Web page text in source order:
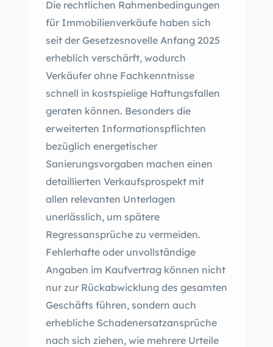
Die rechtlichen Rahmenbedingungen
für Immobilienverkäufe haben sich
seit der Gesetzesnovelle Anfang 2025
erheblich verschärft, wodurch
Verkäufer ohne Fachkenntnisse
schnell in kostspielige Haftungsfallen
geraten können. Besonders die
erweiterten Informationspflichten
bezüglich energetischer
Sanierungsvorgaben machen einen
detaillierten Verkaufsprospekt mit
allen relevanten Unterlagen
unerlässlich, um spätere
Regressansprüche zu vermeiden.
Fehlerhafte oder unvollständige
Angaben im Kaufvertrag können nicht
nur zur Rückabwicklung des gesamten
Geschäfts führen, sondern auch
erhebliche Schadenersatzansprüche
nach sich ziehen, wie mehrere Urteile